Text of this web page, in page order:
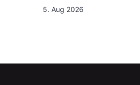
5. Aug 2026